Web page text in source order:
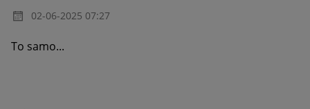
‎02-06-2025 07:27
To samo...